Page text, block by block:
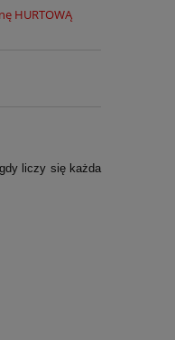
HURTOWĄ
liczy się każda